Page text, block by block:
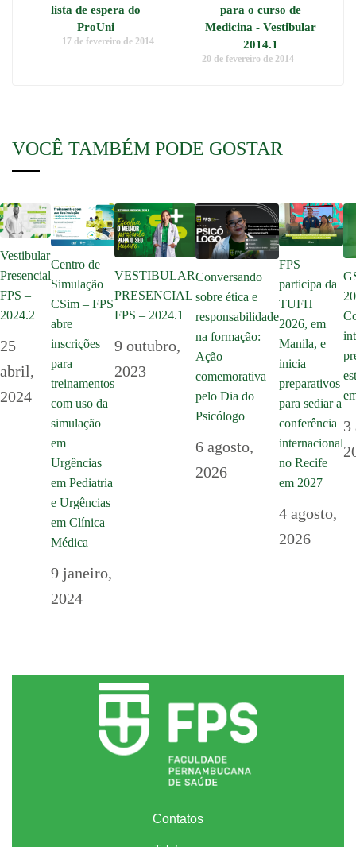
lista de espera do
ProUni
17 de fevereiro de 2014
para o curso de
Medicina - Vestibular
2014.1
20 de fevereiro de 2014
VOCÊ TAMBÉM PODE GOSTAR
Vestibular
Presencial
FPS –
2024.2
25
abril,
2024
Centro de
Simulação
CSim – FPS
abre
inscrições
para
treinamentos
com uso da
simulação
em
Urgências
em Pediatria
e Urgências
em Clínica
Médica
9 janeiro,
2024
VESTIBULAR
PRESENCIAL
FPS – 2024.1
9 outubro,
2023
Conversando
sobre ética e
responsabilidade
na formação:
Ação
comemorativa
pelo Dia do
Psicólogo
6 agosto,
2026
FPS
participa da
TUFH
2026, em
Manila, e
inicia
preparativos
para sediar a
conferência
internacional
no Recife
em 2027
4 agosto,
2026
3
Contatos